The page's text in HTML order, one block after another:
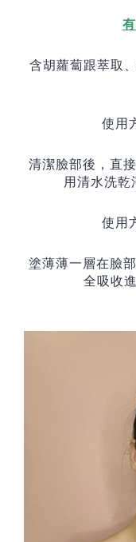
含胡蘿蔔跟萃取、
使用
清潔臉部後，直
用清水洗乾
使用
塗薄薄一層在臉
全吸收